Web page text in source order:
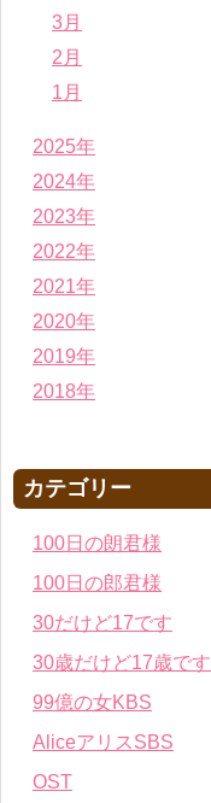
3月
2月
1月
2025年
2024年
2023年
2022年
2021年
2020年
2019年
2018年
カテゴリー
100日の朗君様
100日の郎君様
30だけど17です
30歳だけど17歳です
99億の女KBS
AliceアリスSBS
OST